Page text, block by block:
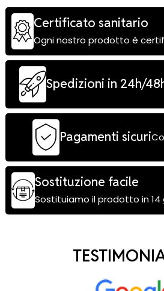
Certificato sanitario
Ogni nostro prodotto è
Spedizioni in 24h/
Pagamenti sicuri
Sostituzione facile
Sostituiamo il prodotto in 14